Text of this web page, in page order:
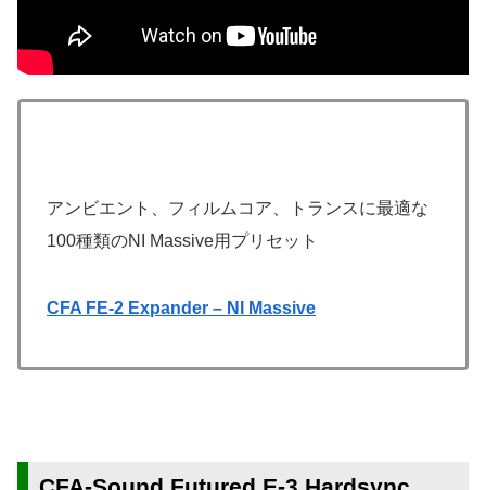
アンビエント、フィルムコア、トランスに最適な
100種類のNI Massive用プリセット
CFA FE-2 Expander – NI Massive